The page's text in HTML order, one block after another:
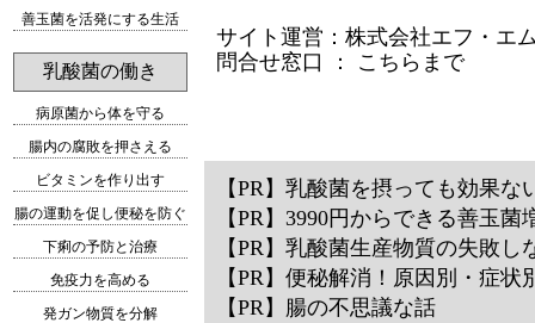
サイト運営： 株式会社エフ・エ
問合せ窓口 ： こちらまで
【PR】 乳酸菌を摂っても効果な
【PR】 3990円からできる善玉菌
【PR】 乳酸菌生産物質の失敗し
【PR】 便秘解消！原因別・症状
【PR】 腸の不思議な話
善玉菌を活発にする生活
乳酸菌の働き
病原菌から体を守る
腸内の腐敗を押さえる
ビタミンを作り出す
腸の運動を促し便秘を防ぐ
下痢の予防と治療
免疫力を高める
発ガン物質を分解